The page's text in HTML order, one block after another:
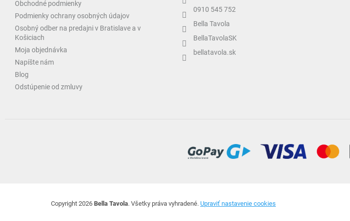
Obchodné podmienky
Podmienky ochrany osobných údajov
Osobný odber na predajni v Bratislave a v
Košiciach
Moja objednávka
Napíšte nám
Blog
Odstúpenie od zmluvy
0910 545 752
Bella Tavola
BellaTavolaSK
bellatavola.sk
Copyright 2026 Bella Tavola. Všetky práva vyhradené. Upraviť nastavenie cookies